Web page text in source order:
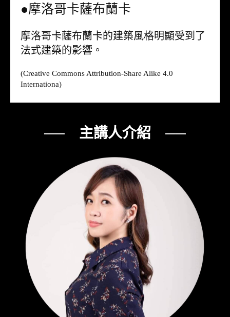
●摩洛哥卡薩布蘭卡
摩洛哥卡薩布蘭卡的建築風格明顯受到了
法式建築的影響。
(Creative Commons Attribution-Share Alike 4.0
Internationa)
── 主講人介紹 ──